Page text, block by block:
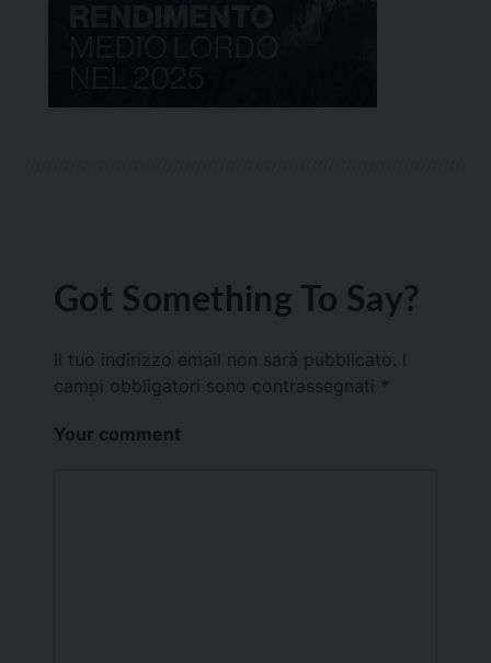
Got Something To Say?
Il tuo indirizzo email non sarà pubblicato.
campi obbligatori sono contrassegnati *
Your comment